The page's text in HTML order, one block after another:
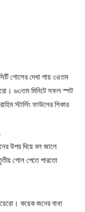
গোলের দেখা পায় ৩৪তম
৬৩তম মিনিটে সফল স্পট
স্টার্লিং ফাউলের শিকার
উপর দিয়ে বল জালে
তৃতীয় গোল পেতে পারতো
কয়েক জনের বাধা